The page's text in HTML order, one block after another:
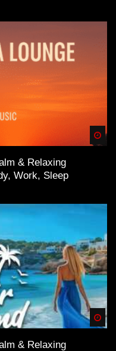
& Relaxing
Work, Sleep
& Relaxing